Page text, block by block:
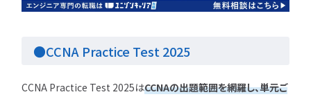
●CCNA Practice Test 2025
CCNA Practice Test 2025はCCNAの出題範囲を網羅し、単元ご